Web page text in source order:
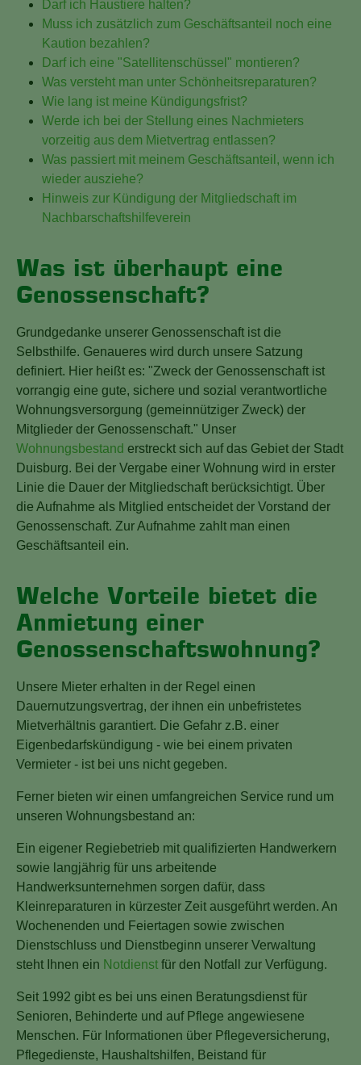
Darf ich Haustiere halten?
Muss ich zusätzlich zum Geschäftsanteil noch eine
Kaution bezahlen?
Darf ich eine "Satellitenschüssel" montieren?
Was versteht man unter Schönheitsreparaturen?
Wie lang ist meine Kündigungsfrist?
Werde ich bei der Stellung eines Nachmieters
vorzeitig aus dem Mietvertrag entlassen?
Was passiert mit meinem Geschäftsanteil, wenn ich
wieder ausziehe?
Hinweis zur Kündigung der Mitgliedschaft im
Nachbarschaftshilfeverein
Was ist überhaupt eine
Genossenschaft?
Grundgedanke unserer Genossenschaft ist die
Selbsthilfe. Genaueres wird durch unsere Satzung
definiert. Hier heißt es: "Zweck der Genossenschaft ist
vorrangig eine gute, sichere und sozial verantwortliche
Wohnungsversorgung (gemeinnütziger Zweck) der
Mitglieder der Genossenschaft." Unser
Wohnungsbestand erstreckt sich auf das Gebiet der Stadt
Duisburg. Bei der Vergabe einer Wohnung wird in erster
Linie die Dauer der Mitgliedschaft berücksichtigt. Über
die Aufnahme als Mitglied entscheidet der Vorstand der
Genossenschaft. Zur Aufnahme zahlt man einen
Geschäftsanteil ein.
Welche Vorteile bietet die
Anmietung einer
Genossenschaftswohnung?
Unsere Mieter erhalten in der Regel einen
Dauernutzungsvertrag, der ihnen ein unbefristetes
Mietverhältnis garantiert. Die Gefahr z.B. einer
Eigenbedarfskündigung - wie bei einem privaten
Vermieter - ist bei uns nicht gegeben.
Ferner bieten wir einen umfangreichen Service rund um
unseren Wohnungsbestand an:
Ein eigener Regiebetrieb mit qualifizierten Handwerkern
sowie langjährig für uns arbeitende
Handwerksunternehmen sorgen dafür, dass
Kleinreparaturen in kürzester Zeit ausgeführt werden. An
Wochenenden und Feiertagen sowie zwischen
Dienstschluss und Dienstbeginn unserer Verwaltung
steht Ihnen ein Notdienst für den Notfall zur Verfügung.
Seit 1992 gibt es bei uns einen Beratungsdienst für
Senioren, Behinderte und auf Pflege angewiesene
Menschen. Für Informationen über Pflegeversicherung,
Pflegedienste, Haushaltshilfen, Beistand für